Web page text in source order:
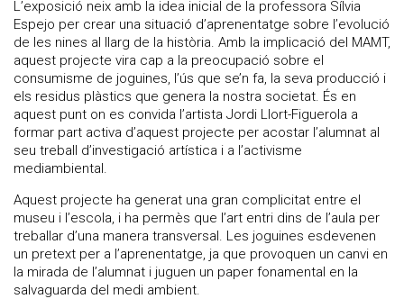
L’exposició neix amb la idea inicial de la professora Sílvia
Espejo per crear una situació d’aprenentatge sobre l’evolució
de les nines al llarg de la història. Amb la implicació del MAMT,
aquest projecte vira cap a la preocupació sobre el
consumisme de joguines, l’ús que se’n fa, la seva producció i
els residus plàstics que genera la nostra societat. És en
aquest punt on es convida l’artista Jordi Llort-Figuerola a
formar part activa d’aquest projecte per acostar l’alumnat al
seu treball d’investigació artística i a l’activisme
mediambiental.
Aquest projecte ha generat una gran complicitat entre el
museu i l’escola, i ha permès que l’art entri dins de l’aula per
treballar d’una manera transversal. Les joguines esdevenen
un pretext per a l’aprenentatge, ja que provoquen un canvi en
la mirada de l’alumnat i juguen un paper fonamental en la
salvaguarda del medi ambient.